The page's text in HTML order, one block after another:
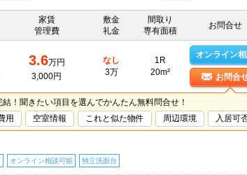
家賃
管理費
敷金
礼金
間取り
専有面積
お問合せ
3.6万円
3,000円
なし
3万
1R
20m²
オンライン
お問合
結！聞きたい項目を選んでかんたん無料問合せ！
用
空室情報 これと似た物件 周辺環境 入居可
オンライン相談可能 独立洗面台